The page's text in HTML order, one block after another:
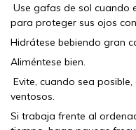
Use gafas de sol cuando
para proteger sus ojos
Hidrátese bebiendo gran
Aliméntese bien.
Evite, cuando sea
ventosos.
Si trabaja frente al